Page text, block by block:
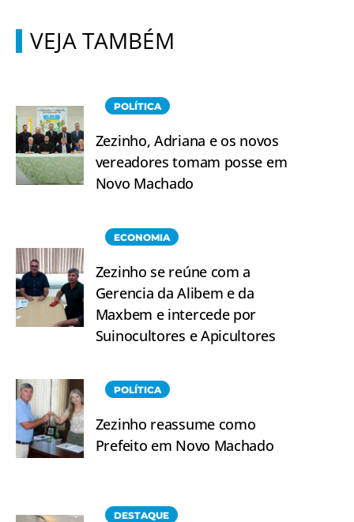
VEJA TAMBÉM
POLÍTICA
Zezinho, Adriana e os novos
vereadores tomam posse em
Novo Machado
ECONOMIA
Zezinho se reúne com a
Gerencia da Alibem e da
Maxbem e intercede por
Suinocultores e Apicultores
POLÍTICA
Zezinho reassume como
Prefeito em Novo Machado
DESTAQUE